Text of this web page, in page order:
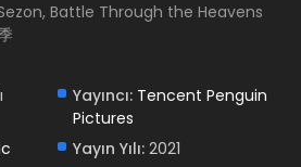
Through The Heavens 4.Sezon 2.Bölüm -
2021
Through The Heavens 4.Sezon 1.Bölüm -
Battle Through the Heavens
Yayıncı: Tencent Penguin
Pictures
Yayın Yılı: 2021